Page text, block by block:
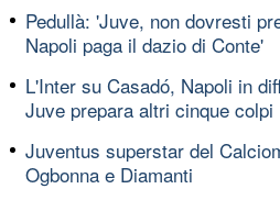
Pedullà: 'Juve, non dovresti
Napoli paga il dazio di Conte'
L'Inter su Casadó, Napoli in
Juve prepara altri cinque colpi
Juventus superstar del
Ogbonna e Diamanti